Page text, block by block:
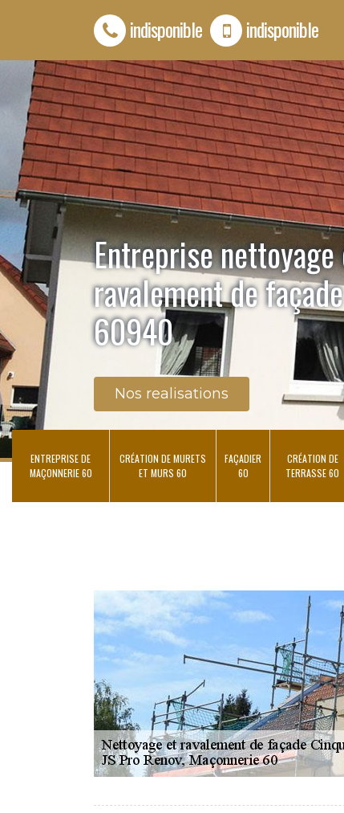
indisponible indisponible
Entreprise
ravalement de
60940
Nos realisations
ENTREPRISE DE
MAÇONNERIE 60
CRÉATION DE MURETS
ET MURS 60
FAÇADIER
60
CRÉATION DE
TERRASSE 60